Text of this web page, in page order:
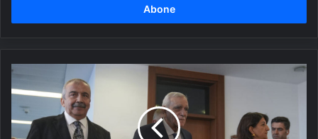
DEM
Parti
Ocak'ta
açıklama